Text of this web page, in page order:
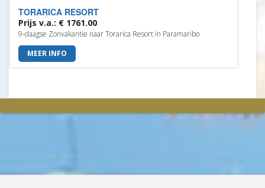
TORARICA RESORT
Prijs v.a.: € 1761.00
9-daagse Zonvakantie naar Torarica Resort in Paramaribo
MEER INFO